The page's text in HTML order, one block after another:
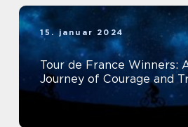
15. januar 2024
Tour de France Winners:
Journey of Courage and